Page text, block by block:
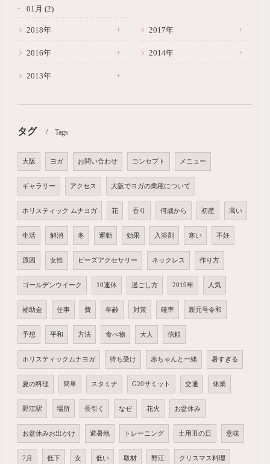
01月 (2)
2018年 2017年
2016年 2014年
2013年
タグ Tags
大阪 ヨガ お問い合わせ コンセプト メニュー
ギャラリー アクセス 大阪でヨガの業種について
ホリスティック ムナヨガ 花 香り 何歳から 初産 高い
生活 解消 冬 運動 効果 入浴剤 寒い 不妊
原因 女性 ビーズアクセサリー ネックレス 作り方
ゴールデンウイーク 10連休 過ごし方 2019年 人気
補助金 仕事 費 年齢 対策 確率 新元号令和
予想 平和 方法 食べ物 大人 信頼
ホリスティックムナヨガ 待ち受け 赤ちゃんと一緒 暑すぎる
夏の料理 簡単 スタミナ G20サミット 交通 休業
野江駅 場所 長引く なぜ 花火 お盆休み
お盆休みお出かけ 避暑地 トレーニング 土用丑の日 意味
7月 低下 女 低い 取材 野江 クリスマス料理